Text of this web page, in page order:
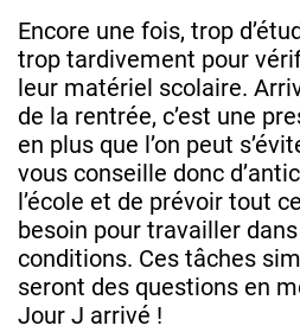
Encore une fois, trop
trop tardivement pour
leur matériel scolaire.
de la rentrée, c’est une
en plus que l’on peut
vous conseille donc
l’école et de prévoir tout
besoin pour travailler
conditions. Ces tâches
seront des questions en
Jour J arrivé !